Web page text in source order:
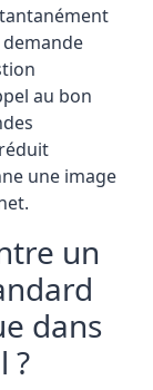
demande
au bon
une image
un
dans
?